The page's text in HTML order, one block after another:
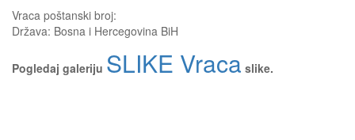
Vraca poštanski broj:
Država: Bosna i Hercegovina BiH
Pogledaj galeriju SLIKE Vraca slike.